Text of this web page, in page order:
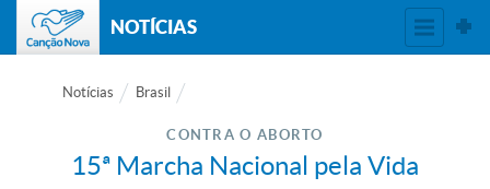
NOTÍCIAS
Notícias Brasil
CONTRA O ABORTO
15ª Marcha Nacional pela Vida